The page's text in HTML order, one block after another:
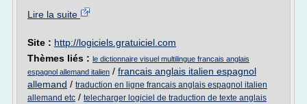
Lire la suite
Site : http://logiciels.gratuiciel.com
Thèmes liés : le dictionnaire visuel multilingue francais anglais
espagnol allemand italien / francais anglais italien espagnol
allemand / traduction en ligne francais anglais espagnol italien
allemand etc / telecharger logiciel de traduction de texte anglais